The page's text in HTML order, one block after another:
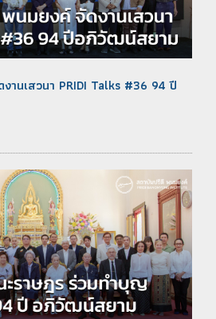
านเสวนา PRIDI Talks #36 94 ปี